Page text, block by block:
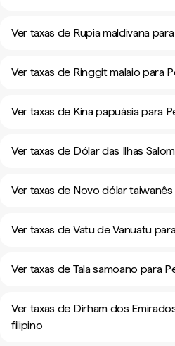
Ver taxas de Rupia maldivana
Ver taxas de Ringgit malaio para
Ver taxas de Kina papuásia para
Ver taxas de Dólar das Ilhas
Ver taxas de Novo dólar
Ver taxas de Vatu de Vanuatu
Ver taxas de Tala samoano para
Ver taxas de Dirham dos
filipino